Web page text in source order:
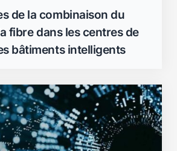
de la combinaison du
fibre dans les centres de
bâtiments intelligents